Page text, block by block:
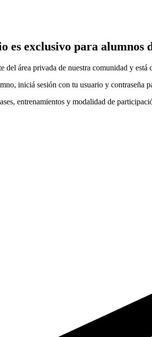
es exclusivo para alumnos
del área privada de nuestra comunidad y está
iniciá sesión con tu usuario y contraseña
entrenamientos y modalidad de